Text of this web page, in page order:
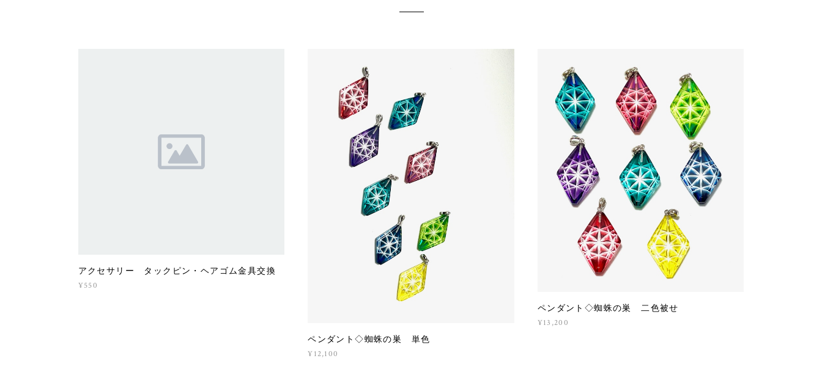
アクセサリー タックピン・ヘアゴム金具交換
¥550
ペンダント◇蜘蛛の巣 単色
¥12,100
ペンダント◇蜘蛛の巣 二色被せ
¥13,200